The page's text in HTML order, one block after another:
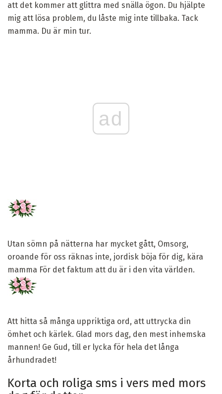
att det kommer att glittra med snälla ögon. Du hjälpte
mig att lösa problem, du låste mig inte tillbaka. Tack
mamma. Du är min tur.
ad
Utan sömn på nätterna har mycket gått, Omsorg,
oroande för oss räknas inte, jordisk böja för dig, kära
mamma För det faktum att du är i den vita världen.
Att hitta så många uppriktiga ord, att uttrycka din
ömhet och kärlek. Glad mors dag, den mest inhemska
mannen! Ge Gud, till er lycka för hela det långa
århundradet!
Korta och roliga sms i vers med mors